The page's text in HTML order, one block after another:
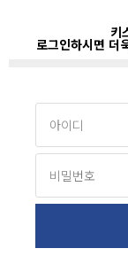
키
로그인하시면 더